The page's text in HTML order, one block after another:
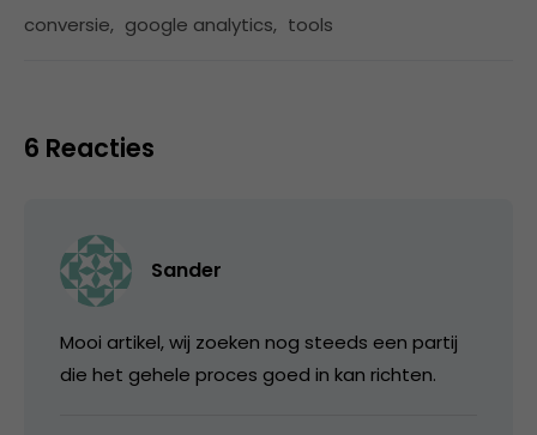
conversie, google analytics, tools
6 Reacties
Sander
Mooi artikel, wij zoeken nog steeds een partij
die het gehele proces goed in kan richten.